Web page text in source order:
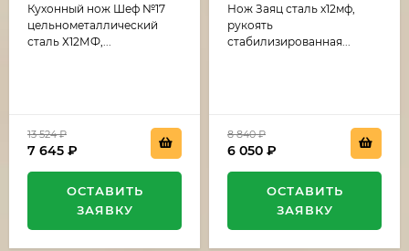
сталь Х12МФ, рукоять
G10 зеленая
(распродажа)
Кухонный нож Шеф №17
цельнометаллический
сталь Х12МФ,...
13 524₽
7 645 ₽
ОСТАВИТЬ
ЗАЯВКУ
карельская береза
темно коричневая-
черный граб
Нож Заяц сталь х12мф,
рукоять
стабилизированная...
8 840₽
6 050 ₽
ОСТАВИТЬ
ЗАЯВКУ